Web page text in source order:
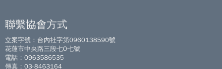
聯繫協會方式
立案字號：台內社字第0960138590號
花蓮市中央路三段七O七號
電話：0963586535
傳真：03-8463164